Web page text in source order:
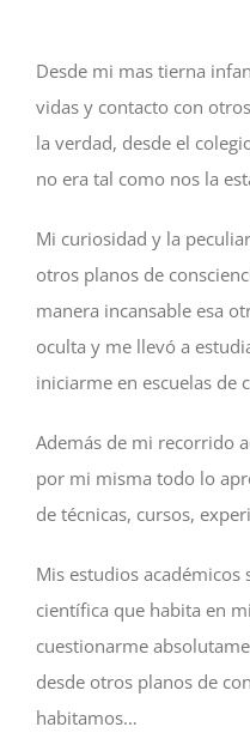
Desde mi mas tierna
vidas y contacto con
la verdad, desde el
no era tal como nos la
Mi curiosidad y la
otros planos de
manera incansable esa
oculta y me llevó a
iniciarme en escuelas de
Además de mi recorrido
por mi misma todo lo
de técnicas, cursos,
Mis estudios
científica que habita en
cuestionarme
desde otros planos de
habitamos…